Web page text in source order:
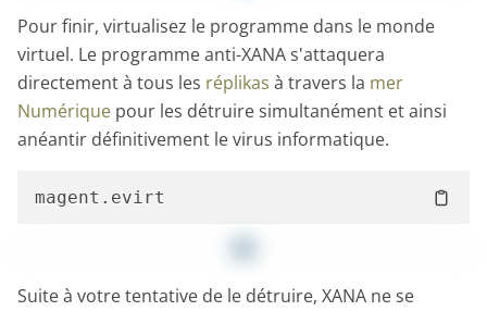
Pour finir, virtualisez le programme dans le monde
virtuel. Le programme anti-XANA s'attaquera
directement à tous les réplikas à travers la mer
Numérique pour les détruire simultanément et ainsi
anéantir définitivement le virus informatique.
Suite à votre tentative de le détruire, XANA ne se